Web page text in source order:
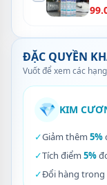
ĐẶC QUYỀN
Vuốt để xem các
💎 KIM
✓Giảm thêm 5%
✓Tích điểm 5%
✓Đổi hàng trong